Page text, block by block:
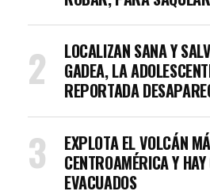
LOCALIZAN SANA Y
GADEA, LA
REPORTADA
EXPLOTA EL VOLCÁN
CENTROAMÉRICA Y
EVACUADOS